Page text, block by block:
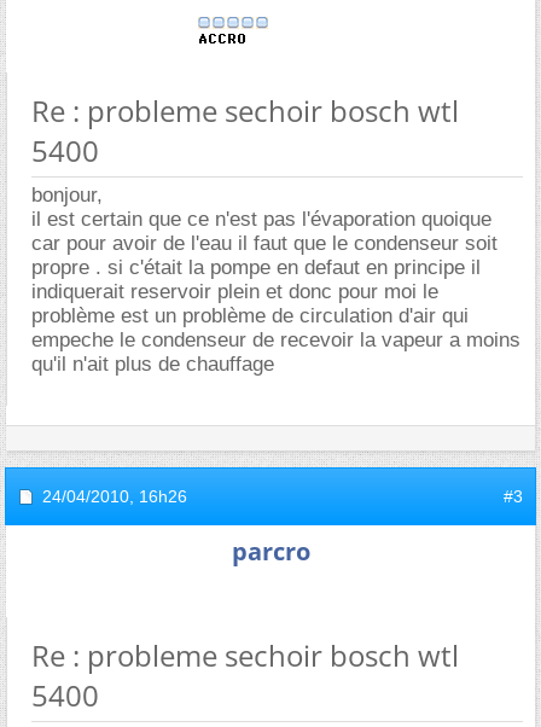
Re : probleme sechoir bosch wtl
5400
bonjour,
il est certain que ce n'est pas l'évaporation quoique
car pour avoir de l'eau il faut que le condenseur soit
propre . si c'était la pompe en defaut en principe il
indiquerait reservoir plein et donc pour moi le
problème est un problème de circulation d'air qui
empeche le condenseur de recevoir la vapeur a moins
qu'il n'ait plus de chauffage
24/04/2010, 16h26 #3
parcro
Re : probleme sechoir bosch wtl
5400